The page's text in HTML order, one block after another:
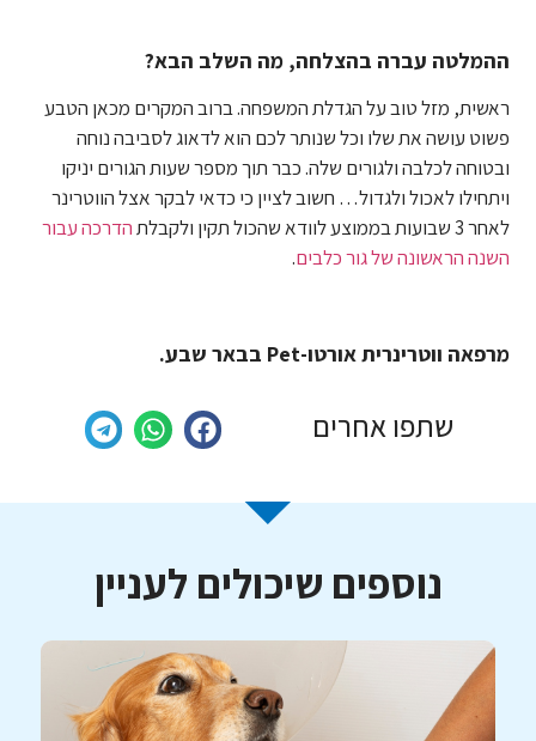
ההמלטה עברה בהצלחה, מה השלב הבא?
ראשית, מזל טוב על הגדלת המשפחה. ברוב המקרים מכאן הטבע
פשוט עושה את שלו וכל שנותר לכם הוא לדאוג לסביבה נוחה
ובטוחה לכלבה ולגורים שלה. כבר תוך מספר שעות הגורים יניקו
ויתחילו לאכול ולגדול… חשוב לציין כי כדאי לבקר אצל הווטרינר
לאחר 3 שבועות בממוצע לוודא שהכול תקין ולקבלת
הדרכה עבור
השנה הראשונה של גור כלבים.
מרפאה ווטרינרית אורטו-Pet בבאר שבע.
שתפו אחרים
נוספים שיכולים לעניין